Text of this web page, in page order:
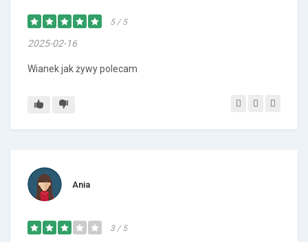
5 / 5
2025-02-16
Wianek jak żywy polecam
Ania
3 / 5